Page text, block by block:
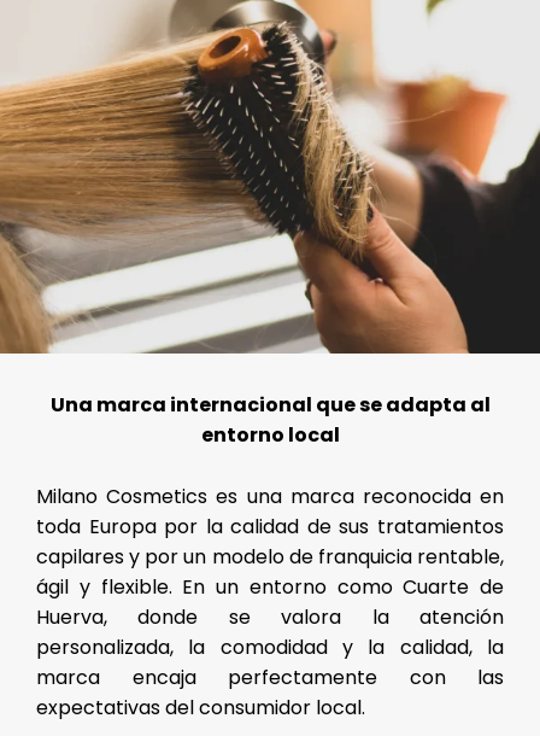
Una marca internacional que se adapta al
entorno local
Milano Cosmetics es una marca reconocida en
toda Europa por la calidad de sus tratamientos
capilares y por un modelo de franquicia rentable,
ágil y flexible. En un entorno como Cuarte de
Huerva, donde se valora la atención
personalizada, la comodidad y la calidad, la
marca encaja perfectamente con las
expectativas del consumidor local.